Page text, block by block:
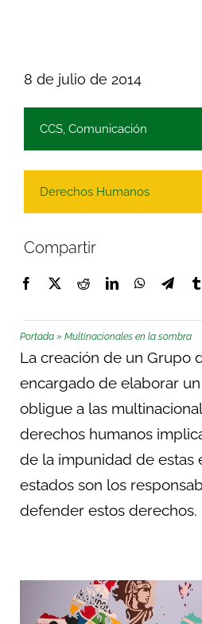
8 de julio de 2014
CCS, Comunicación
Derechos Humanos
Compartir
Portada » Multinacionales en la sombra
La creación de un Grupo
encargado de elaborar
obligue a las
derechos humanos
de la impunidad de estas
estados son los
defender estos derechos.